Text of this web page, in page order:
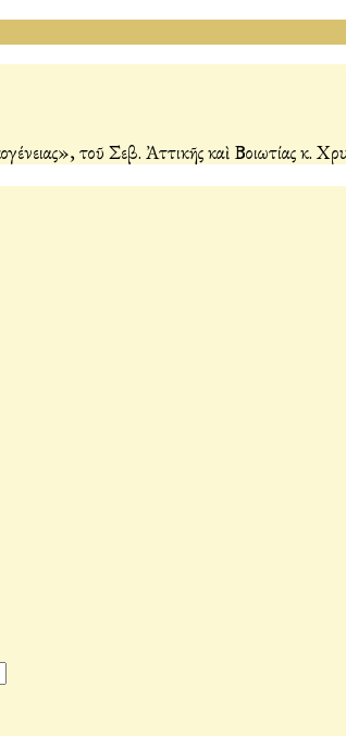
τοῦ Σεβ. Ἀττικῆς καὶ Βοιωτίας κ.